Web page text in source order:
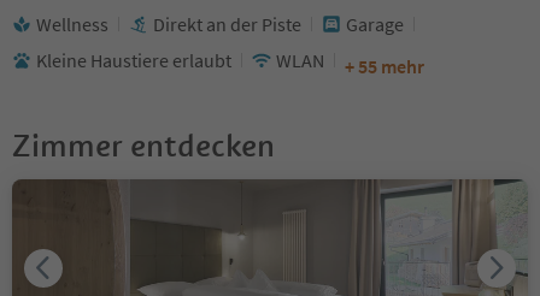
Wellness Direkt an der Piste
Garage
Kleine Haustiere erlaubt
WLAN + 55 mehr
Zimmer entdecken